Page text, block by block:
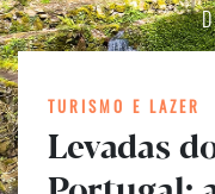
TURISMO E LAZER
Levadas